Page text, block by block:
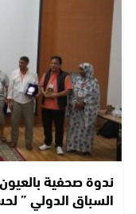
ندوة صحفية
السباق الدولي ”